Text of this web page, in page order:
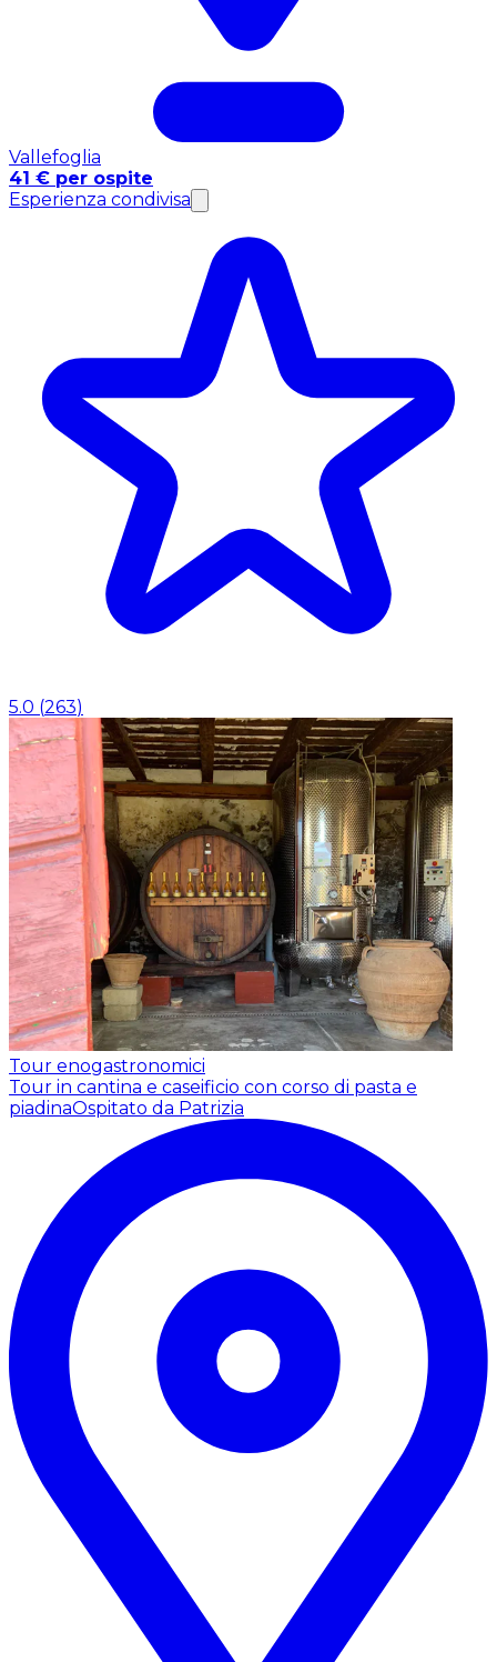
Vallefoglia
41 € per ospite
Esperienza condivisa
5.0 (263)
Tour enogastronomici
Tour in cantina e caseificio con corso di pasta e
piadinaOspitato da Patrizia